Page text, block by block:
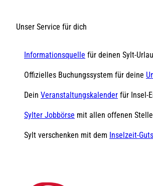
Unser Service für dich
Informationsquelle für deinen Sylt-
Offizielles Buchungssystem für deine
Dein Veranstaltungskalender für Insel-
Sylter Jobbörse mit allen offenen
Sylt verschenken mit dem Inselzeit-